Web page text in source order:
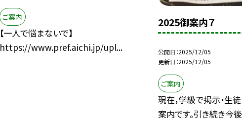
ご案内
【一人で悩まないで】
https://www.pref.aichi.jp/upl...
2025御案内７
公開日 2025/12/05
更新日 2025/12/05
ご案内
現在，学級で掲示・生
案内です。引き続き今